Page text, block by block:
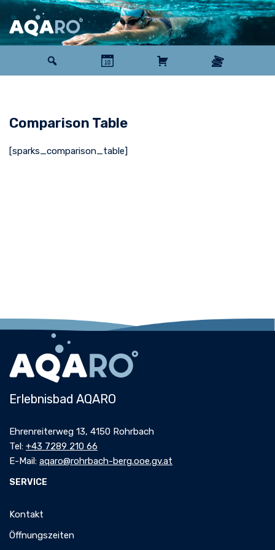
Zum
Inhalt
Comparison Table
[sparks_comparison_table]
Erlebnisbad AQARO
Ehrenreiterweg 13, 4150 Rohrbach
Tel: +43 7289 210 66
E-Mail: aqaro@rohrbach-berg.ooe.gv.at
SERVICE
Kontakt
Öffnungszeiten